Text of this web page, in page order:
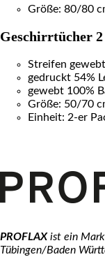
Größe: 80/80
Geschirrtücher
Streifen
gedruckt 54%
gewebt 100%
Größe: 50/70
Einheit: 2-er
PROFLAXist ein
Tübingen/Baden